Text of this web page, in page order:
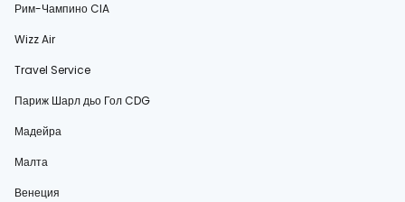
Рим-Чампино CIA
Wizz Air
Travel Service
Париж Шарл дьо Гол CDG
Мадейра
Малта
Венеция